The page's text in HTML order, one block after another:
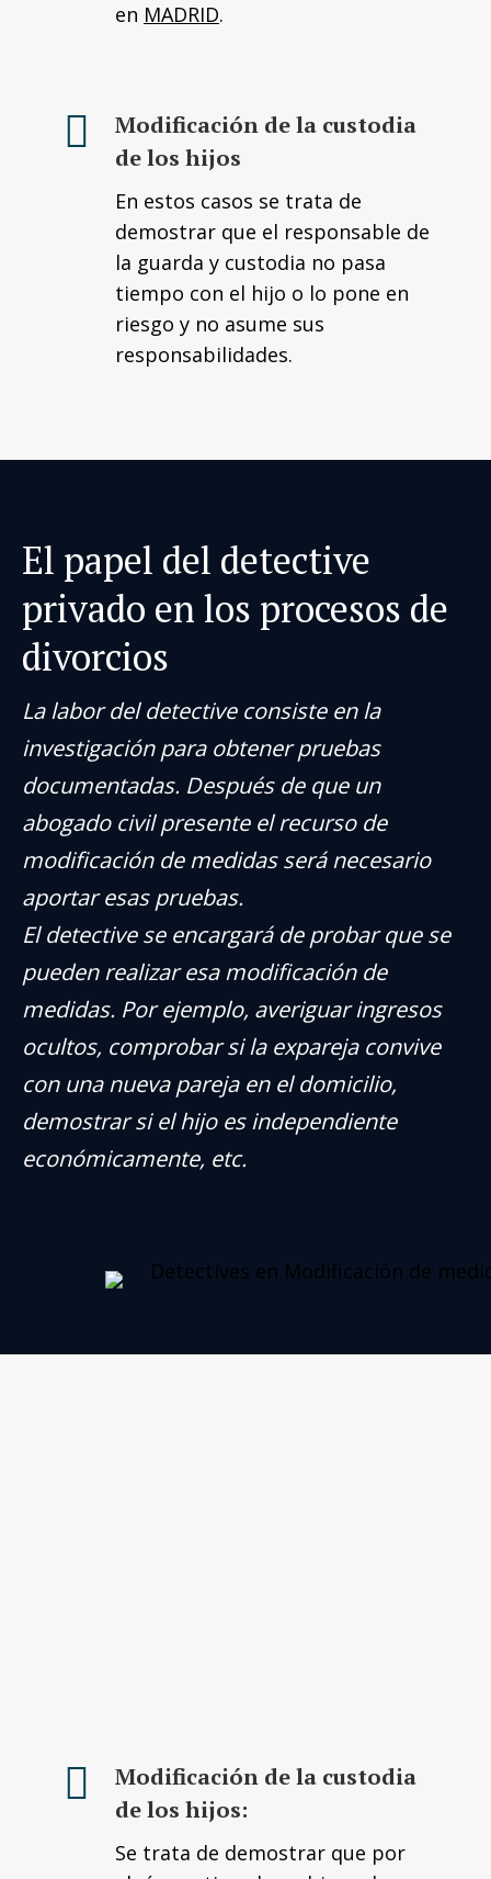
en MADRID.
Modificación de la custodia
de los hijos
En estos casos se trata de
demostrar que el responsable de
la guarda y custodia no pasa
tiempo con el hijo o lo pone en
riesgo y no asume sus
responsabilidades.
El papel del detective
privado en los procesos de
divorcios
La labor del detective consiste en la
investigación para obtener pruebas
documentadas. Después de que un
abogado civil presente el recurso de
modificación de medidas será necesario
aportar esas pruebas.
El detective se encargará de probar que se
pueden realizar esa modificación de
medidas. Por ejemplo, averiguar ingresos
ocultos, comprobar si la expareja convive
con una nueva pareja en el domicilio,
demostrar si el hijo es independiente
económicamente, etc.
Modificación de la custodia
de los hijos:
Se trata de demostrar que por